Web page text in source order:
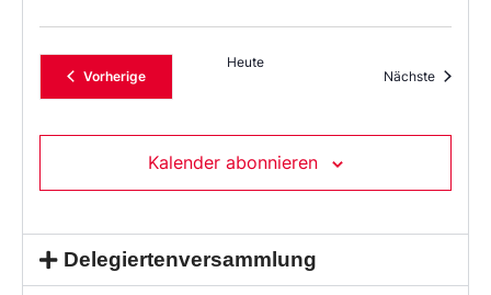
VorherigeVeranstaltungen
Heute
Nächste
Kalender abonnieren
Delegiertenversammlung